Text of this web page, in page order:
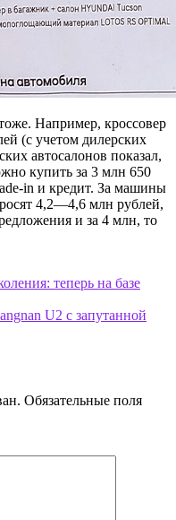
Например, кроссовер
(с учетом дилерских
автосалонов показал,
купить за 3 млн 650
in и кредит. За машины
4,2—4,6 млн рублей,
и за 4 млн, то
теперь на базе
U2 с запутанной
Обязательные поля